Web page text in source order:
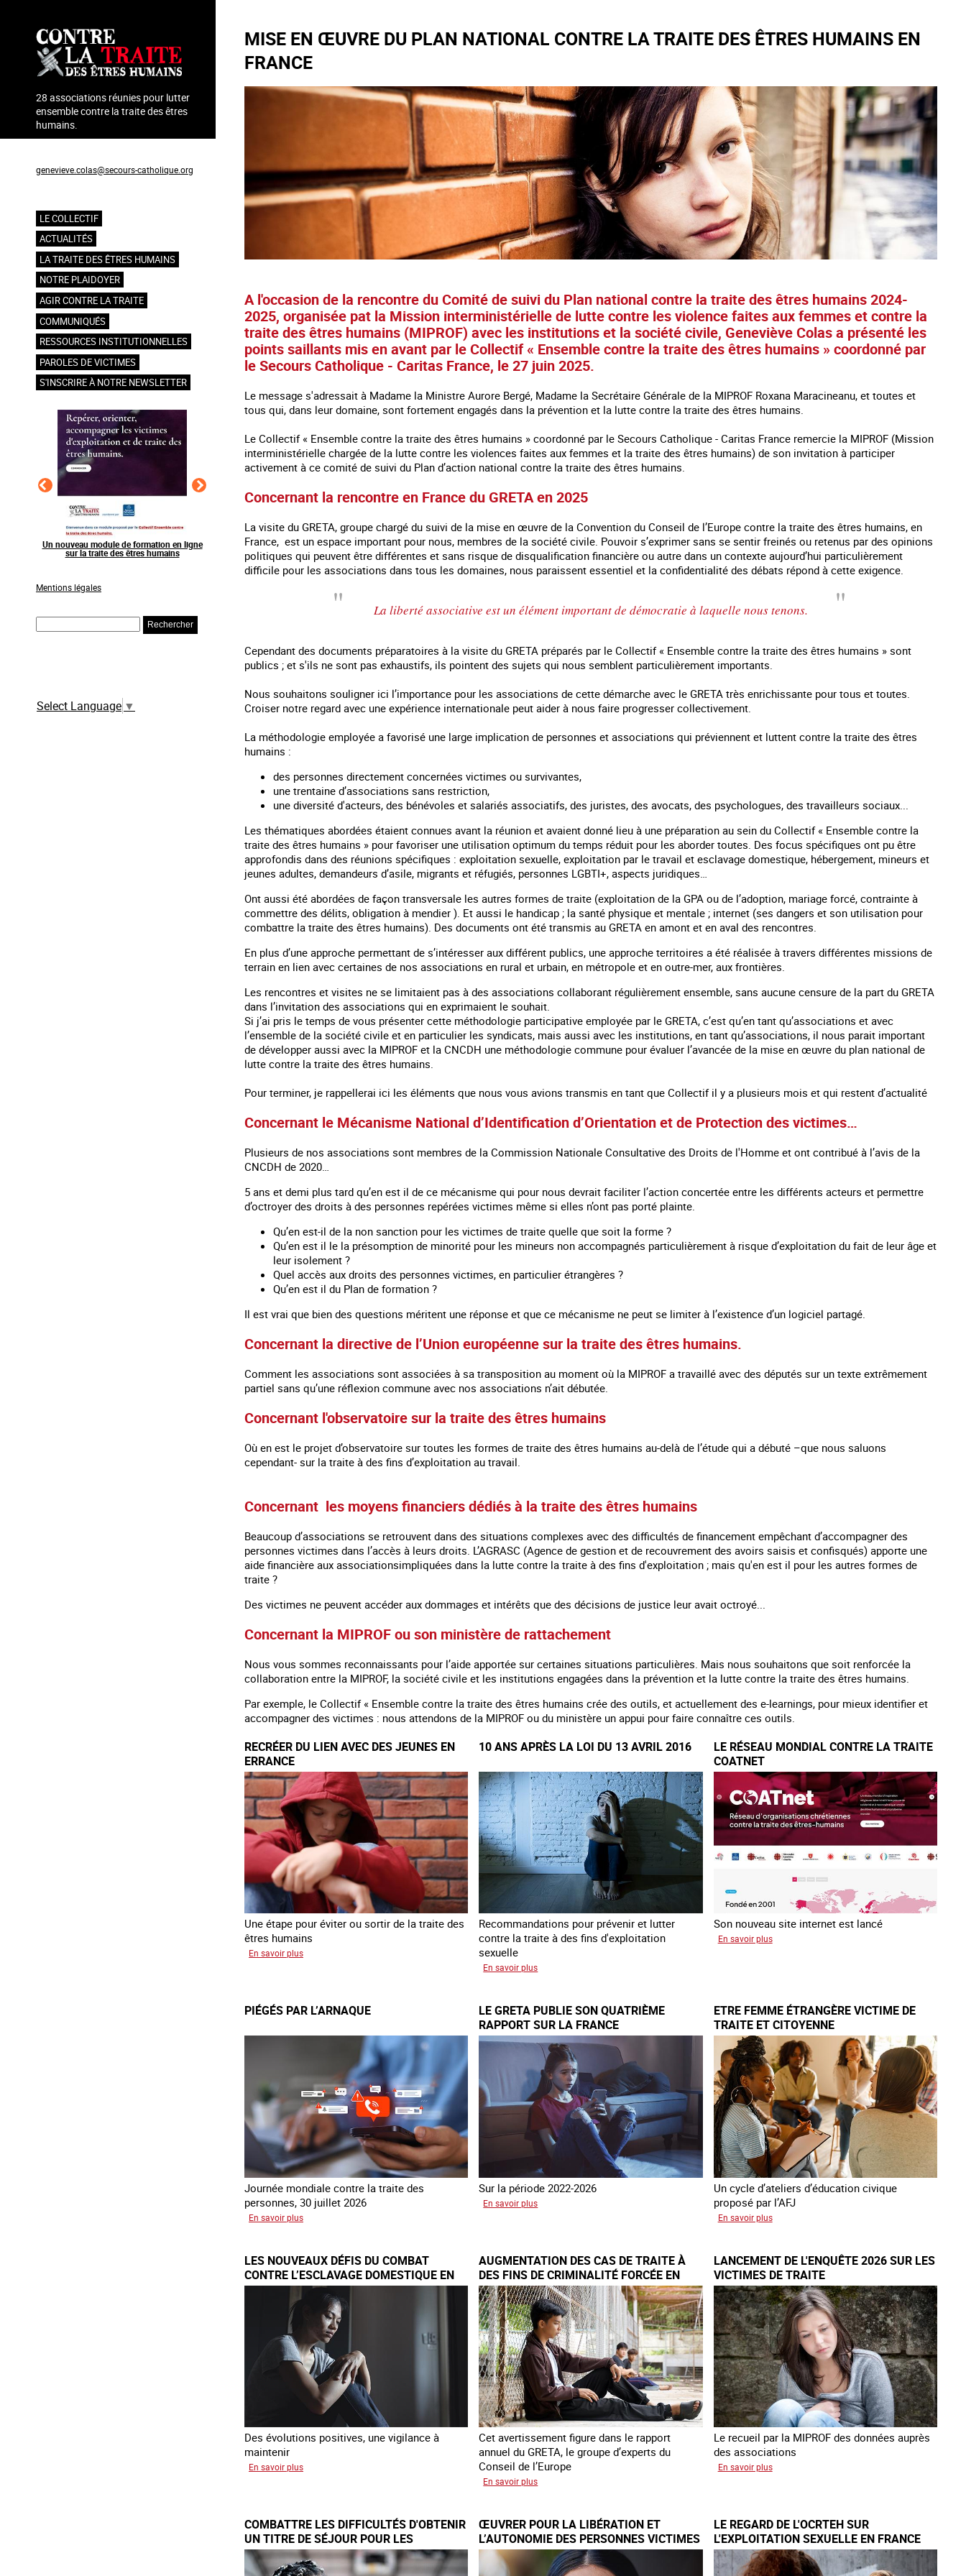
contenu
principal
28 associations réunies pour lutter
ensemble contre la traite des êtres
humains.
genevieve.colas@secours-catholique.org
Navigation
principale
LE COLLECTIF
ACTUALITÉS
LA TRAITE DES ÊTRES HUMAINS
NOTRE PLAIDOYER
AGIR CONTRE LA TRAITE
COMMUNIQUÉS
RESSOURCES INSTITUTIONNELLES
PAROLES DE VICTIMES
S'INSCRIRE À NOTRE NEWSLETTER
Raising awareness on the sidelines of major
sporting events
Agir contre l’exploitation en marge des
grands événements sportifs
Information aux personnes exilées. #Invisibles : Traite des mineurs en France #Devenir : l'accompagnement des mineurs
victime de traite
Les
Mentions légales
Select Language ▼
MISE EN ŒUVRE DU PLAN NATIONAL CONTRE LA TRAITE DES ÊTRES HUMAINS EN
FRANCE
A l'occasion de la rencontre du Comité de suivi du Plan national contre la traite des êtres humains 2024-
2025, organisée pat la Mission interministérielle de lutte contre les violence faites aux femmes et contre la
traite des êtres humains (MIPROF) avec les institutions et la société civile, Geneviève Colas a présenté les
points saillants mis en avant par le Collectif « Ensemble contre la traite des êtres humains » coordonné par
le Secours Catholique - Caritas France, le 27 juin 2025.
Le message s'adressait à Madame la Ministre Aurore Bergé, Madame la Secrétaire Générale de la MIPROF Roxana Maracineanu, et toutes et
tous qui, dans leur domaine, sont fortement engagés dans la prévention et la lutte contre la traite des êtres humains.
Le Collectif « Ensemble contre la traite des êtres humains » coordonné par le Secours Catholique - Caritas France remercie la MIPROF (Mission
interministérielle chargée de la lutte contre les violences faites aux femmes et la traite des êtres humains) de son invitation à participer
activement à ce comité de suivi du Plan d’action national contre la traite des êtres humains.
Concernant la rencontre en France du GRETA en 2025
La visite du GRETA, groupe chargé du suivi de la mise en œuvre de la Convention du Conseil de l’Europe contre la traite des êtres humains, en
France, est un espace important pour nous, membres de la société civile. Pouvoir s’exprimer sans se sentir freinés ou retenus par des opinions
politiques qui peuvent être différentes et sans risque de disqualification financière ou autre dans un contexte aujourd’hui particulièrement
difficile pour les associations dans tous les domaines, nous paraissent essentiel et la confidentialité des débats répond à cette exigence.
La liberté associative est un élément important de démocratie à laquelle nous tenons.
Cependant des documents préparatoires à la visite du GRETA préparés par le Collectif « Ensemble contre la traite des êtres humains » sont
publics ; et s'ils ne sont pas exhaustifs, ils pointent des sujets qui nous semblent particulièrement importants.
Nous souhaitons souligner ici l’importance pour les associations de cette démarche avec le GRETA très enrichissante pour tous et toutes.
Croiser notre regard avec une expérience internationale peut aider à nous faire progresser collectivement.
La méthodologie employée a favorisé une large implication de personnes et associations qui préviennent et luttent contre la traite des êtres
humains :
des personnes directement concernées victimes ou survivantes,
une trentaine d’associations sans restriction,
une diversité d'acteurs, des bénévoles et salariés associatifs, des juristes, des avocats, des psychologues, des travailleurs sociaux...
Les thématiques abordées étaient connues avant la réunion et avaient donné lieu à une préparation au sein du Collectif « Ensemble contre la
traite des êtres humains » pour favoriser une utilisation optimum du temps réduit pour les aborder toutes. Des focus spécifiques ont pu être
approfondis dans des réunions spécifiques : exploitation sexuelle, exploitation par le travail et esclavage domestique, hébergement, mineurs et
jeunes adultes, demandeurs d’asile, migrants et réfugiés, personnes LGBTI+, aspects juridiques…
Ont aussi été abordées de façon transversale les autres formes de traite (exploitation de la GPA ou de l’adoption, mariage forcé, contrainte à
commettre des délits, obligation à mendier ). Et aussi le handicap ; la santé physique et mentale ; internet (ses dangers et son utilisation pour
combattre la traite des êtres humains). Des documents ont été transmis au GRETA en amont et en aval des rencontres.
En plus d’une approche permettant de s’intéresser aux différent publics, une approche territoires a été réalisée à travers différentes missions de
terrain en lien avec certaines de nos associations en rural et urbain, en métropole et en outre-mer, aux frontières.
Les rencontres et visites ne se limitaient pas à des associations collaborant régulièrement ensemble, sans aucune censure de la part du GRETA
dans l’invitation des associations qui en exprimaient le souhait.
Si j’ai pris le temps de vous présenter cette méthodologie participative employée par le GRETA, c’est qu’en tant qu’associations et avec
l’ensemble de la société civile et en particulier les syndicats, mais aussi avec les institutions, en tant qu’associations, il nous parait important
de développer aussi avec la MIPROF et la CNCDH une méthodologie commune pour évaluer l’avancée de la mise en œuvre du plan national de
lutte contre la traite des êtres humains.
Pour terminer, je rappellerai ici les éléments que nous vous avions transmis en tant que Collectif il y a plusieurs mois et qui restent d’actualité
Concernant le Mécanisme National d’Identification d’Orientation et de Protection des victimes…
Plusieurs de nos associations sont membres de la Commission Nationale Consultative des Droits de l'Homme et ont contribué à l’avis de la
CNCDH de 2020…
5 ans et demi plus tard qu’en est il de ce mécanisme qui pour nous devrait faciliter l’action concertée entre les différents acteurs et permettre
d’octroyer des droits à des personnes repérées victimes même si elles n’ont pas porté plainte.
Qu’en est-il de la non sanction pour les victimes de traite quelle que soit la forme ?
Qu’en est il le la présomption de minorité pour les mineurs non accompagnés particulièrement à risque d’exploitation du fait de leur âge et
leur isolement ?
Quel accès aux droits des personnes victimes, en particulier étrangères ?
Qu’en est il du Plan de formation ?
Il est vrai que bien des questions méritent une réponse et que ce mécanisme ne peut se limiter à l’existence d’un logiciel partagé.
Concernant la directive de l’Union européenne sur la traite des êtres humains.
Comment les associations sont associées à sa transposition au moment où la MIPROF a travaillé avec des députés sur un texte extrêmement
partiel sans qu’une réflexion commune avec nos associations n’ait débutée.
Concernant l'observatoire sur la traite des êtres humains
Où en est le projet d’observatoire sur toutes les formes de traite des êtres humains au-delà de l’étude qui a débuté –que nous saluons
cependant- sur la traite à des fins d’exploitation au travail.
Concernant les moyens financiers dédiés à la traite des êtres humains
Beaucoup d’associations se retrouvent dans des situations complexes avec des difficultés de financement empêchant d’accompagner des
personnes victimes dans l’accès à leurs droits. L’AGRASC (Agence de gestion et de recouvrement des avoirs saisis et confisqués) apporte une
aide financière aux associationsimpliquées dans la lutte contre la traite à des fins d'exploitation ; mais qu'en est il pour les autres formes de
traite ?
Des victimes ne peuvent accéder aux dommages et intérêts que des décisions de justice leur avait octroyé...
Concernant la MIPROF ou son ministère de rattachement
Nous vous sommes reconnaissants pour l’aide apportée sur certaines situations particulières. Mais nous souhaitons que soit renforcée la
collaboration entre la MIPROF, la société civile et les institutions engagées dans la prévention et la lutte contre la traite des êtres humains.
Par exemple, le Collectif « Ensemble contre la traite des êtres humains crée des outils, et actuellement des e-learnings, pour mieux identifier et
accompagner des victimes : nous attendons de la MIPROF ou du ministère un appui pour faire connaître ces outils.
RECRÉER DU LIEN AVEC DES JEUNES EN
ERRANCE
Une étape pour éviter ou sortir de la traite des
êtres humains
En savoir plus
avec
jeunes
10 ANS APRÈS LA LOI DU 13 AVRIL 2016
Recommandations pour prévenir et lutter
contre la traite à des fins d'exploitation
sexuelle
En savoir plus
après
la
loi
du
13
avril
2016
LE RÉSEAU MONDIAL CONTRE LA TRAITE
COATNET
Son nouveau site internet est lancé
En savoir plussur
la
traite
COATNET
PIÉGÉS PAR L’ARNAQUE
Journée mondiale contre la traite des
personnes, 30 juillet 2026
En savoir plus
l’arnaque
LE GRETA PUBLIE SON QUATRIÈME
RAPPORT SUR LA FRANCE
Sur la période 2022-2026
En savoir plus
son
quatrième
rapport
sur
la
France
ETRE FEMME ÉTRANGÈRE VICTIME DE
TRAITE ET CITOYENNE
Un cycle d’ateliers d’éducation civique
proposé par l’AFJ
En savoir plussur
étrangère
victime
de
traite
et
citoyenne
LES NOUVEAUX DÉFIS DU COMBAT
CONTRE L’ESCLAVAGE DOMESTIQUE EN
FRANCE
Des évolutions positives, une vigilance à
maintenir
En savoir plus
du
combat
contre
l’esclavage
AUGMENTATION DES CAS DE TRAITE À
DES FINS DE CRIMINALITÉ FORCÉE EN
EUROPE
Cet avertissement figure dans le rapport
annuel du GRETA, le groupe d’experts du
Conseil de l’Europe
En savoir plus
cas
de
traite
LANCEMENT DE L'ENQUÊTE 2026 SUR LES
VICTIMES DE TRAITE
Le recueil par la MIPROF des données auprès
des associations
En savoir plussur
2026
sur
les
victimes
COMBATTRE LES DIFFICULTÉS D'OBTENIR
UN TITRE DE SÉJOUR POUR LES
VICTIMES DE TRAITE
ŒUVRER POUR LA LIBÉRATION ET
L’AUTONOMIE DES PERSONNES VICTIMES
DE TRAITE
LE REGARD DE L'OCRTEH SUR
L'EXPLOITATION SEXUELLE EN FRANCE
EN 2025